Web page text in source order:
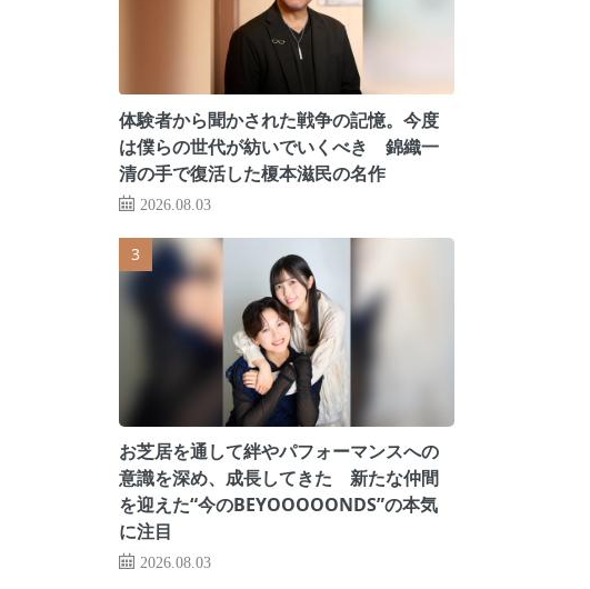
体験者から聞かされた戦争の記憶。今度
は僕らの世代が紡いでいくべき 錦織一
清の手で復活した榎本滋民の名作
2026.08.03
お芝居を通して絆やパフォーマンスへの
意識を深め、成長してきた 新たな仲間
を迎えた“今のBEYOOOOONDS”の本気
に注目
2026.08.03